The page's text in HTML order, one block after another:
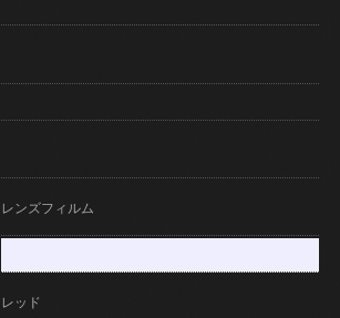
レンズフィルム
レッド